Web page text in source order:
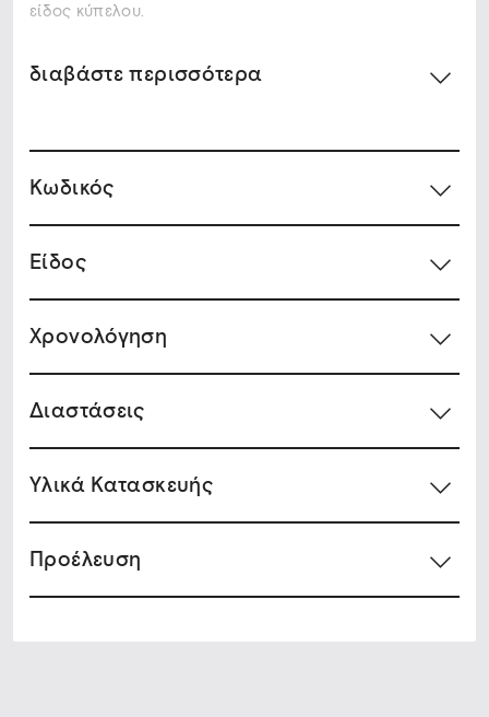
είδος κύπελου.
διαβάστε περισσότερα
Κωδικός
Είδος
Χρονολόγηση
Διαστάσεις
Υλικά Κατασκευής
Προέλευση